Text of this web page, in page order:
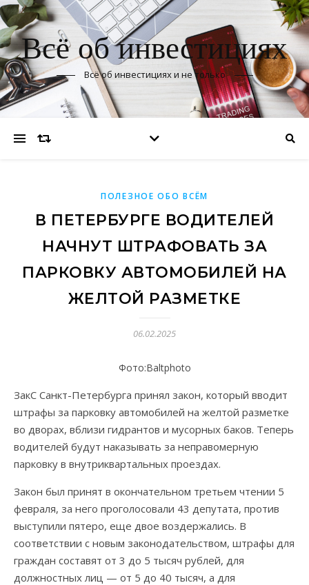
Всё об инвестициях
Всё об инвестициях и не только
ПОЛЕЗНОЕ ОБО ВСЁМ
В ПЕТЕРБУРГЕ ВОДИТЕЛЕЙ
НАЧНУТ ШТРАФОВАТЬ ЗА
ПАРКОВКУ АВТОМОБИЛЕЙ НА
ЖЕЛТОЙ РАЗМЕТКЕ
06.02.2025
Фото:Вaltphoto
ЗакС Санкт-Петербурга принял закон, который вводит
штрафы за парковку автомобилей на желтой разметке
во дворах, вблизи гидрантов и мусорных баков. Теперь
водителей будут наказывать за неправомерную
парковку в внутриквартальных проездах.
Закон был принят в окончательном третьем чтении 5
февраля, за него проголосовали 43 депутата, против
выступили пятеро, еще двое воздержались. В
соответствии с новым законодательством, штрафы для
граждан составят от 3 до 5 тысяч рублей, для
должностных лиц — от 5 до 40 тысяч, а для